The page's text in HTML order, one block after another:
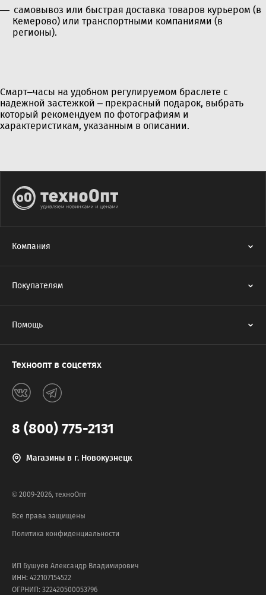
самовывоз или быстрая доставка товаров курьером (в
Кемерово) или транспортными компаниями (в
регионы).
Смарт–часы на удобном регулируемом браслете с
надежной застежкой – прекрасный подарок, выбрать
который рекомендуем по фотографиям и
характеристикам, указанным в описании.
Компания
Покупателям
Помощь
Техноопт в соцсетях
8 (800) 775-2131
Магазины в г. Новокузнецк
© 2009-2026, техноОпт
Все права защищены
Политика конфиденциальности
ИП Бушуев Александр Владимирович
ИНН: 422107154522
ОГРНИП: 322420500053796